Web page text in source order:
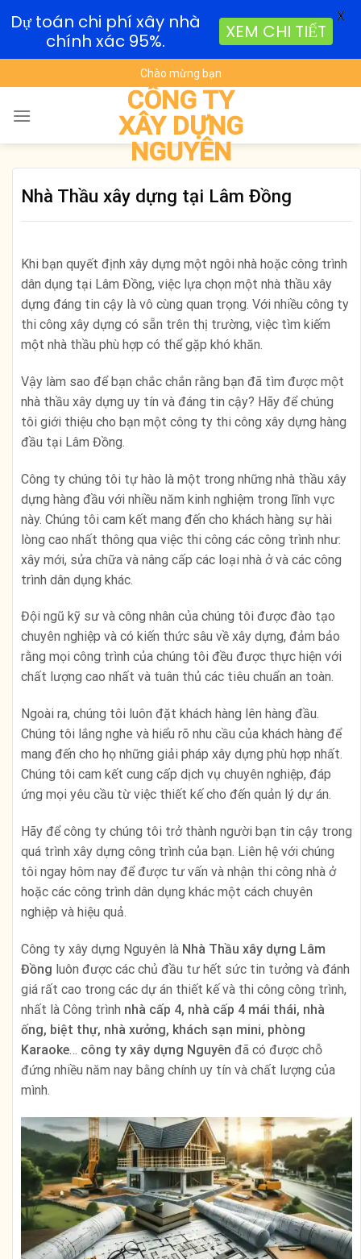
to
content
Chào mừng bạn
CÔNG TY
XÂY DỰNG
NGUYÊN
Nhà Thầu xây dựng tại Lâm Đồng
Khi bạn quyết định xây dựng một ngôi nhà hoặc công trình
dân dụng tại Lâm Đồng, việc lựa chọn một nhà thầu xây
dựng đáng tin cậy là vô cùng quan trọng. Với nhiều công ty
thi công xây dựng có sẵn trên thị trường, việc tìm kiếm
một nhà thầu phù hợp có thể gặp khó khăn.
Vậy làm sao để bạn chắc chắn rằng bạn đã tìm được một
nhà thầu xây dựng uy tín và đáng tin cậy? Hãy để chúng
tôi giới thiệu cho bạn một công ty thi công xây dựng hàng
đầu tại Lâm Đồng.
Công ty chúng tôi tự hào là một trong những nhà thầu xây
dựng hàng đầu với nhiều năm kinh nghiệm trong lĩnh vực
này. Chúng tôi cam kết mang đến cho khách hàng sự hài
lòng cao nhất thông qua việc thi công các công trình như:
xây mới, sửa chữa và nâng cấp các loại nhà ở và các công
trình dân dụng khác.
Đội ngũ kỹ sư và công nhân của chúng tôi được đào tạo
chuyên nghiệp và có kiến thức sâu về xây dựng, đảm bảo
rằng mọi công trình của chúng tôi đều được thực hiện với
chất lượng cao nhất và tuân thủ các tiêu chuẩn an toàn.
Ngoài ra, chúng tôi luôn đặt khách hàng lên hàng đầu.
Chúng tôi lắng nghe và hiểu rõ nhu cầu của khách hàng để
mang đến cho họ những giải pháp xây dựng phù hợp nhất.
Chúng tôi cam kết cung cấp dịch vụ chuyên nghiệp, đáp
ứng mọi yêu cầu từ việc thiết kế cho đến quản lý dự án.
Hãy để công ty chúng tôi trở thành người bạn tin cậy trong
quá trình xây dựng công trình của bạn. Liên hệ với chúng
tôi ngay hôm nay để được tư vấn và nhận thi công nhà ở
hoặc các công trình dân dụng khác một cách chuyên
nghiệp và hiệu quả.
Công ty xây dựng Nguyên là Nhà Thầu xây dựng Lâm
Đồng luôn được các chủ đầu tư hết sức tin tưởng và đánh
giá rất cao trong các dự án thiết kế và thi công công trình,
nhất là Công trình nhà cấp 4, nhà cấp 4 mái thái, nhà
ống, biệt thự, nhà xưởng, khách sạn mini, phòng
Karaoke… công ty xây dựng Nguyên đã có được chỗ
đứng nhiều năm nay bằng chính uy tín và chất lượng của
mình.
Dự toán chi phí xây nhà
chính xác 95%.
XEM CHI TIẾT
X